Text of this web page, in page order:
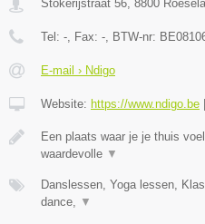
Stokerijstraat 56 8800
Tel: - , Fax: - , BTW-nr:
E-mail › Ndigo
Website: https://www.ndigo.be
Een plaats waar je je thuis
waardevolle ▼
Danslessen, Yoga lessen,
dance,
▼